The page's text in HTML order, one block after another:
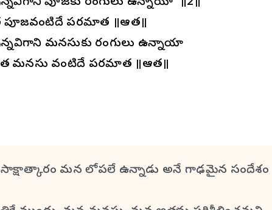
పరమాత్మ ॥ఆత్మ॥
మనసుకు రంగులు ఉన్నాయా
మనసు వంటిదే పరమాత్మ ॥ఆత్మ॥
మన లోపలే ఉన్నాడు అనే గాఢమైన సందేశం